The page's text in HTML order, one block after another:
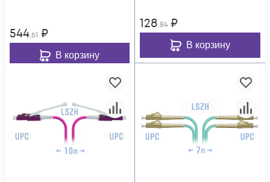
544,61 ₽
В корзину
128,84 ₽
В корзину